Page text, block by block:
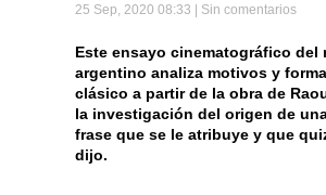
25 Sep, 2020 08:33 | Sin comentarios
Este ensayo cinematográfico del
argentino analiza motivos y
clásico a partir de la obra de
la investigación del origen de
frase que se le atribuye y que
dijo.